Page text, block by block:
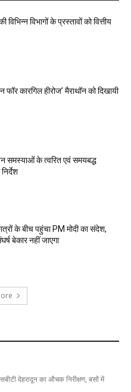
विभागों के प्रस्तावों को वित्तीय
फॉर कारगिल हीरोज’ मैराथॉन को दिखायी
समस्याओं के त्वरित एवं समयबद्ध
के बीच पहुंचा PM मोदी का संदेश,
बेकार नहीं जाएगा